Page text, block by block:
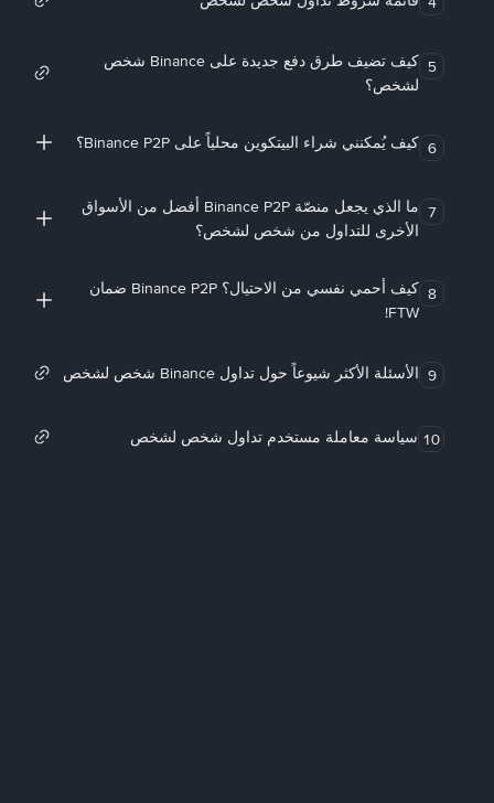
5
كيف تضيف طرق دفع جديدة على Binance شخص
لشخص؟
6 كيف يُمكنني شراء البيتكوين محلياً على Binance P2P؟
7
ما الذي يجعل منصّة Binance P2P أفضل من الأسواق
الأخرى للتداول من شخص لشخص؟
8
كيف أحمي نفسي من الاحتيال؟ Binance P2P ضمان
FTW!
9 الأسئلة الأكثر شيوعاً حول تداول Binance شخص لشخص
10 سياسة معاملة مستخدم تداول شخص لشخص